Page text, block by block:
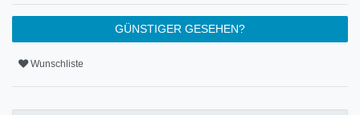
GÜNSTIGER GESEHEN?
Wunschliste